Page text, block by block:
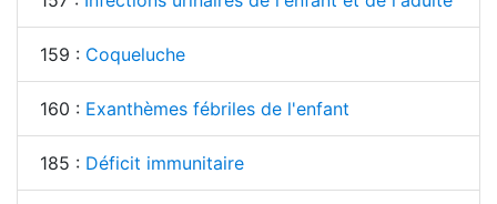
159 : Coqueluche
160 : Exanthèmes fébriles de l'enfant
185 : Déficit immunitaire